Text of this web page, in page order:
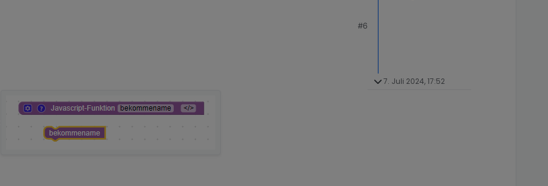
#6
7. Juli 2024, 17:52